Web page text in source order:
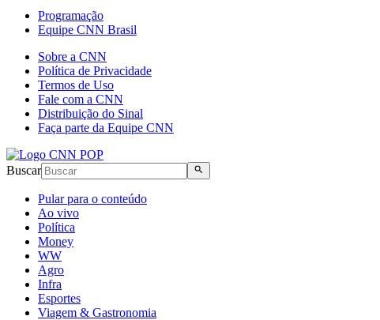
Programação
Equipe CNN Brasil
Sobre a CNN
Política de Privacidade
Termos de Uso
Fale com a CNN
Distribuição do Sinal
Faça parte da Equipe CNN
Buscar
Pular para o conteúdo
Ao vivo
Política
Money
WW
Agro
Infra
Esportes
Viagem & Gastronomia